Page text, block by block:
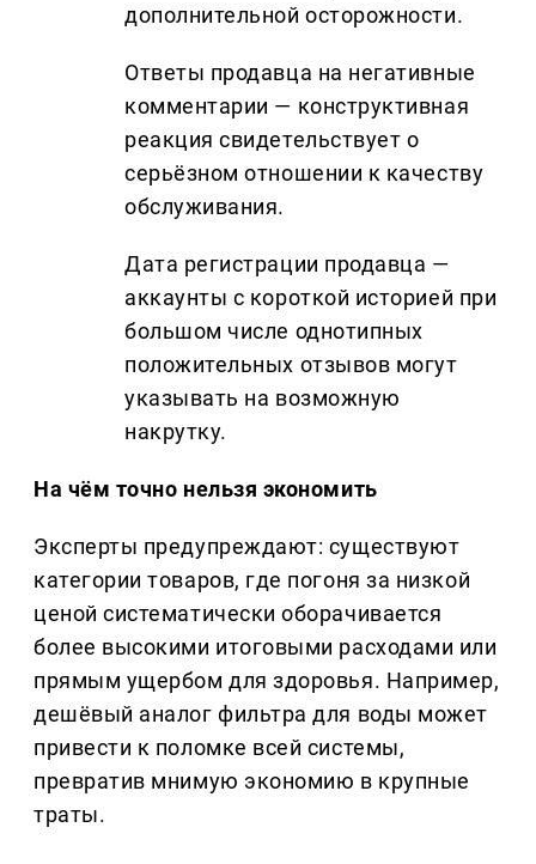
дополнительной осторожности.
Ответы продавца на негативные
комментарии — конструктивная
реакция свидетельствует о
серьёзном отношении к качеству
обслуживания.
Дата регистрации продавца —
аккаунты с короткой историей при
большом числе однотипных
положительных отзывов могут
указывать на возможную
накрутку.
На чём точно нельзя экономить
Эксперты предупреждают: существуют
категории товаров, где погоня за низкой
ценой систематически оборачивается
более высокими итоговыми расходами или
прямым ущербом для здоровья. Например,
дешёвый аналог фильтра для воды может
привести к поломке всей системы,
превратив мнимую экономию в крупные
траты.